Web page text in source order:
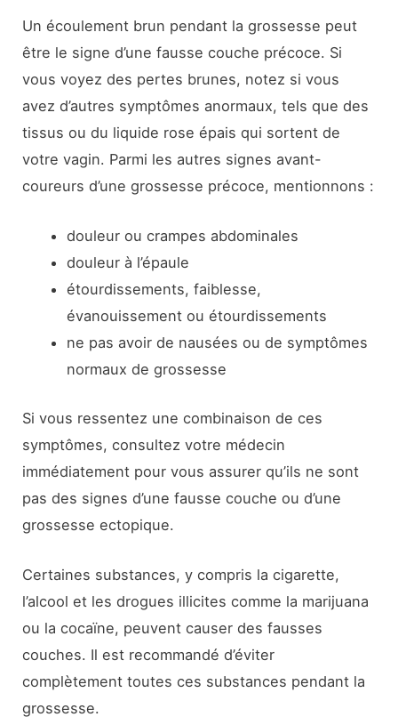
Un écoulement brun pendant la grossesse peut
être le signe d’une fausse couche précoce. Si
vous voyez des pertes brunes, notez si vous
avez d’autres symptômes anormaux, tels que des
tissus ou du liquide rose épais qui sortent de
votre vagin. Parmi les autres signes avant-
coureurs d’une grossesse précoce, mentionnons :
douleur ou crampes abdominales
douleur à l’épaule
étourdissements, faiblesse,
évanouissement ou étourdissements
ne pas avoir de nausées ou de symptômes
normaux de grossesse
Si vous ressentez une combinaison de ces
symptômes, consultez votre médecin
immédiatement pour vous assurer qu’ils ne sont
pas des signes d’une fausse couche ou d’une
grossesse ectopique.
Certaines substances, y compris la cigarette,
l’alcool et les drogues illicites comme la marijuana
ou la cocaïne, peuvent causer des fausses
couches. Il est recommandé d’éviter
complètement toutes ces substances pendant la
grossesse.